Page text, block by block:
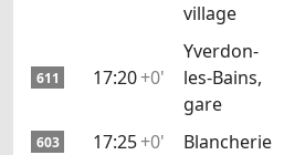
village
611 17:20+0'
Yverdon-
les-Bains,
gare
603 17:25+0' Blancherie